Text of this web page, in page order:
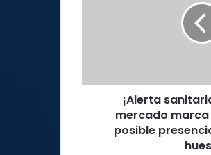
por
presencia
¡Alerta
mercado
posible